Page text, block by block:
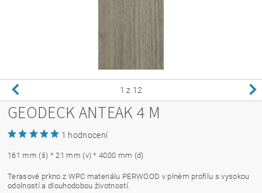
1 z 12
GEODECK ANTEAK 4 M
1 hodnocení
161 mm (š) * 21 mm (v) * 4000 mm (d)
Terasové prkno z WPC materiálu PERWOOD v plném profilu s vysokou
odolností a dlouhodobou životností.